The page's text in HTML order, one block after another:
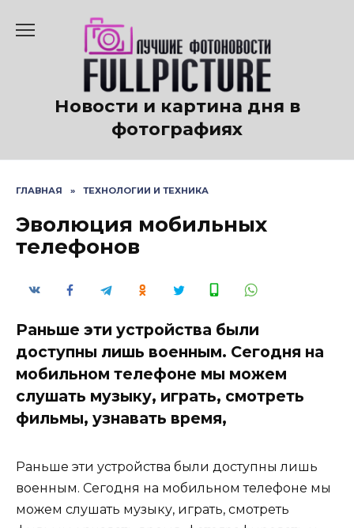
содержанию
Новости и картина дня в
фотографиях
ГЛАВНАЯ » ТЕХНОЛОГИИ И ТЕХНИКА
Эволюция мобильных
телефонов
Раньше эти устройства были
доступны лишь военным. Сегодня на
мобильном телефоне мы можем
слушать музыку, играть, смотреть
фильмы, узнавать время,
Раньше эти устройства были доступны лишь
военным. Сегодня на мобильном телефоне мы
можем слушать музыку, играть, смотреть